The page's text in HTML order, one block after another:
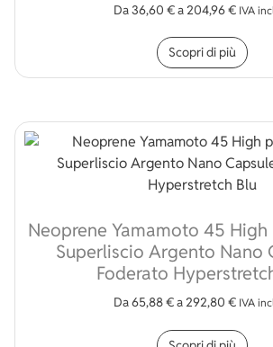
Da36,60 €a204,96€ IVA
Scopri di più
Neoprene Yamamoto 45
Superliscio Argento Nano
Foderato
Da65,88€a292,80 € IVA